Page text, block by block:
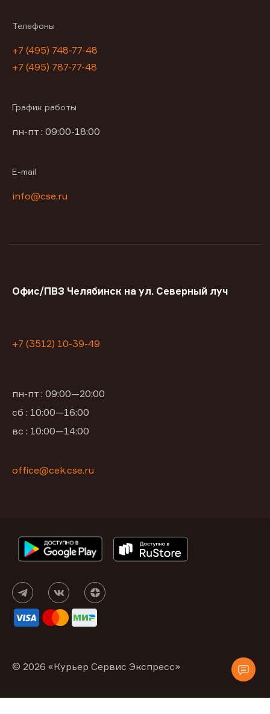
Телефоны
+7 (495) 748-77-48
+7 (495) 787-77-48
График работы
пн-пт : 09:00-18:00
E-mail
info@cse.ru
Офис/ПВЗ Челябинск на ул. Северный луч
+7 (3512) 10-39-49
пн-пт : 09:00—20:00
сб : 10:00—16:00
вс : 10:00—14:00
office@cek.cse.ru
© 2026 «Курьер Сервис Экспресс»